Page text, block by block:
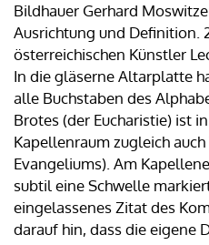
Bildhauer Gerhard
Ausrichtung und Definition.
österreichischen Künstler
In die gläserne Altarplatte
alle Buchstaben des
Brotes (der Eucharistie) ist
Kapellenraum zugleich
Evangeliums). Am
subtil eine Schwelle
eingelassenes Zitat des
darauf hin, dass die eigene